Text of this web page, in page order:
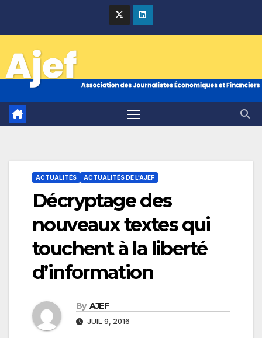
ACTUALITÉS ACTUALITÉS DE L'AJEF
Décryptage des
nouveaux textes qui
touchent à la liberté
d’information
By AJEF
JUIL 9, 2016